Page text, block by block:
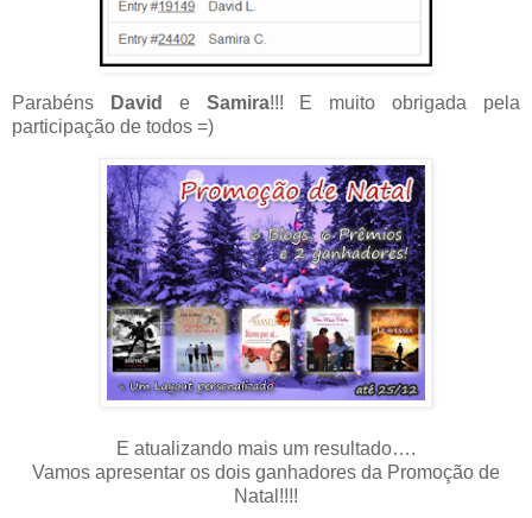
Parabéns David e Samira!!! E muito obrigada pela
participação de todos =)
E atualizando mais um resultado….
Vamos apresentar os dois ganhadores da Promoção de
Natal!!!!